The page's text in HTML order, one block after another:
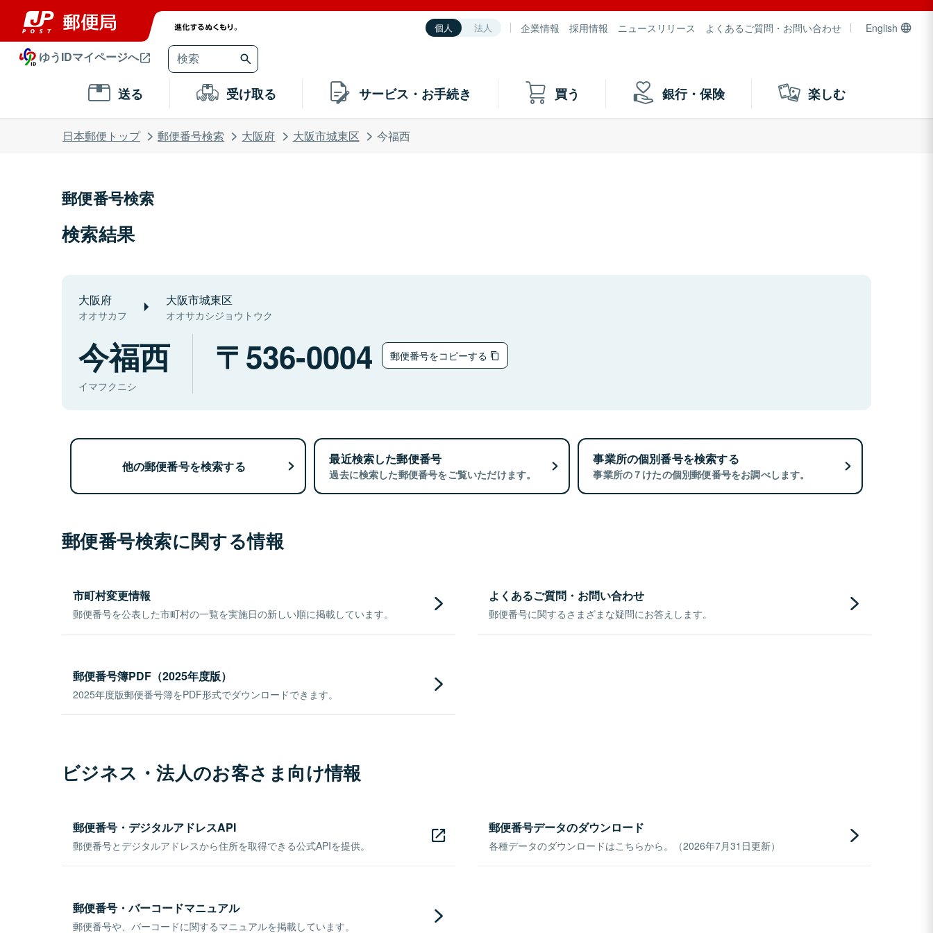
個人 法人 企業情報 採用情報 ニュースリリース よくあるご質問・お問い合わせ English
ゆうIDマイページへ
送る 受け取る サービス・お手続き 買う 銀行・保険 楽しむ
日本郵便トップ 郵便番号検索 大阪府 大阪市城東区 今福西
郵便番号検索
検索結果
大阪府
オオサカフ
大阪市城東区
オオサカシジョウトウク
今福西
イマフクニシ
536-0004 郵便番号をコピーする
他の郵便番号を検索する 最近検索した郵便番号
過去に検索した郵便番号をご覧いただけます。
事業所の個別番号を検索する
事業所の７けたの個別郵便番号をお調べします。
郵便番号検索に関する情報
市町村変更情報
郵便番号を公表した市町村の一覧を実施日の新しい順に掲載しています。
よくあるご質問・お問い合わせ
郵便番号に関するさまざまな疑問にお答えします。
郵便番号簿PDF（2025年度版）
2025年度版郵便番号簿をPDF形式でダウンロードできます。
ビジネス・法人のお客さま向け情報
郵便番号・デジタルアドレスAPI
郵便番号とデジタルアドレスから住所を取得できる公式APIを提供。
郵便番号データのダウンロード
各種データのダウンロードはこちらから。（2026年7月31日更新）
郵便番号・バーコードマニュアル
郵便番号や、バーコードに関するマニュアルを掲載しています。